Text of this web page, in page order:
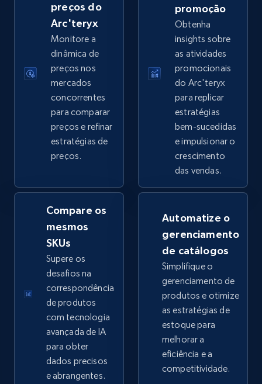
eBay - Gather data on products using
specified keywords
URL, Product id, Title, Seller name, Seller rating,
Seller reviews, Breadcrumbs, Root category, and
more.
Comece agora
eBay - Collect products from shops on eBay
URL, Product id, Title, Seller name, Seller rating,
Seller reviews, Breadcrumbs, Root category, and
more.
2.5K+ Comece agora
eBay - Collect records by category
URL, Product id, Title, Seller name, Seller rating,
Seller reviews, Breadcrumbs, Root category, and
2.5K+ 359+ Comece agora
preços do
Arc'teryx
Monitore a
dinâmica de
preços nos
mercados
concorrentes
para comparar
preços e refinar
estratégias de
preços.
promoção
Obtenha
insights sobre
as atividades
promocionais
do Arc'teryx
para replicar
estratégias
bem-sucedidas
e impulsionar o
crescimento
das vendas.
Compare os
mesmos
SKUs
Supere os
desafios na
correspondência
de produtos
com tecnologia
avançada de IA
para obter
dados precisos
e abrangentes.
Automatize o
gerenciamento
de catálogos
Simplifique o
gerenciamento de
produtos e otimize
as estratégias de
estoque para
melhorar a
eficiência e a
competitividade.